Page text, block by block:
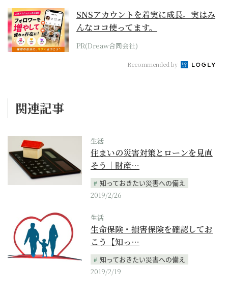
SNSアカウントを着実に成長。実はみ
んなココ使ってます。
PR(Dreaw合同会社)
Recommended by
関連記事
生活
住まいの災害対策とローンを見直
そう｜財産…
知っておきたい災害への備え
2019/2/26
生活
生命保険・損害保険を確認してお
こう【知っ…
知っておきたい災害への備え
2019/2/19